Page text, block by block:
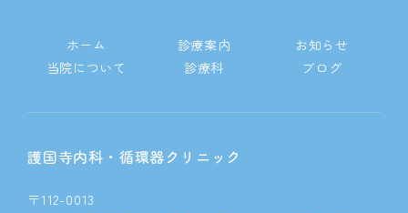
ホーム 診療案内
お知らせ
当院について
診療科 ブログ
護国寺内科・循環器クリニック
〒112-0013